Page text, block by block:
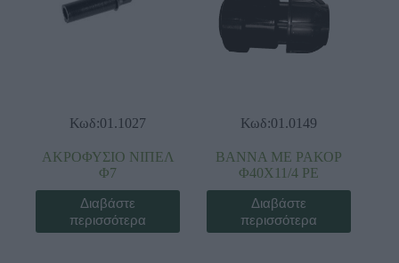
Κωδ:01.1027
ΑΚΡΟΦΥΣΙΟ ΝΙΠΕΛ
Φ7
Διαβάστε
περισσότερα
Κωδ:01.0149
ΒΑΝΝΑ ΜΕ ΡΑΚΟΡ
Φ40Χ11/4 ΡΕ
Διαβάστε
περισσότερα